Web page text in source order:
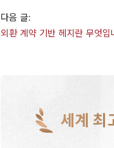
다음 글:
외환 계약 기반 헤지란 무엇입
세계 최